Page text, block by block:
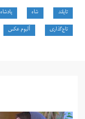
تایلند شاه پادشاه
تاج‌گذاری
آلبوم عکس